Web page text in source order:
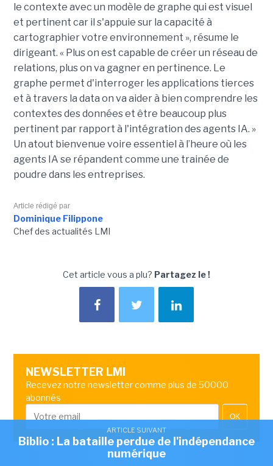
le contexte avec un modèle de graphe qui est visuel
et pertinent car il s'appuie sur la capacité à
cartographier votre environnement », résume le
dirigeant. « Plus on est capable de créer un réseau de
relations, plus on va gagner en pertinence. Le
graphe permet d'interroger les applications tierces
et à travers la data on va aider à bien comprendre les
contextes des données et être beaucoup plus
pertinent par rapport à l'intégration des agents IA. »
Un atout bienvenue voire essentiel à l’heure où les
agents IA se répandent comme une trainée de
poudre dans les entreprises.
Article rédigé par
Dominique Filippone
Chef des actualités LMI
Cet article vous a plu? Partagez le !
NEWSLETTER LMI
Recevez notre newsletter comme plus de 50000
abonnés
OK
ARTICLE SUIVANT
Biblio : La bataille perdue de l'indépendance
numérique